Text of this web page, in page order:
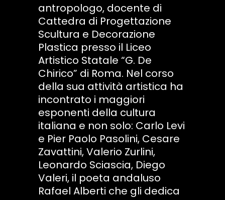
antropologo, docente di
Cattedra di Progettazione
Scultura e Decorazione
Plastica presso il Liceo
Artistico Statale “G. De
Chirico” di Roma. Nel corso
della sua attività artistica ha
incontrato i maggiori
esponenti della cultura
italiana e non solo: Carlo Levi
e Pier Paolo Pasolini, Cesare
Zavattini, Valerio Zurlini,
Leonardo Sciascia, Diego
Valeri, il poeta andaluso
Rafael Alberti che gli dedica